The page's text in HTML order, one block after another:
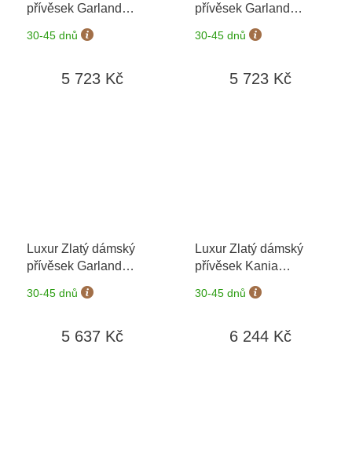
přívěsek Garland
6670368-0-0-1
možnost výměny do 90
30-45 dnů
5 723 Kč
přívěsek Garland
6670368-0-0-40
možnost výměny do 90
30-45 dnů
5 723 Kč
Luxur Zlatý dámský
přívěsek Garland
6670368-4-0-1
možnost výměny do 90
30-45 dnů
5 637 Kč
Luxur Zlatý dámský
přívěsek Kania
+ možnost
výměny do 90 dní
30-45 dnů
6 244 Kč